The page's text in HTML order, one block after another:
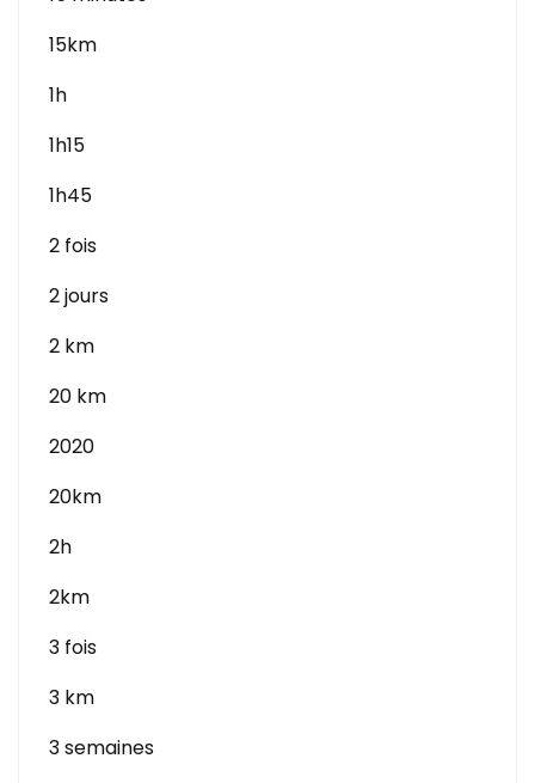
15km
1h
1h15
1h45
2 fois
2 jours
2 km
20 km
2020
20km
2h
2km
3 fois
3 km
3 semaines